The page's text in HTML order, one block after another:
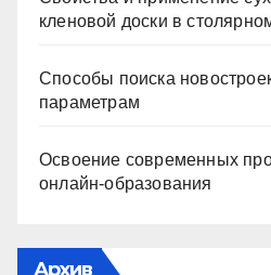
кленовой доски в
Способы поиска
параметрам
Освоение современных
онлайн-образования
Архив